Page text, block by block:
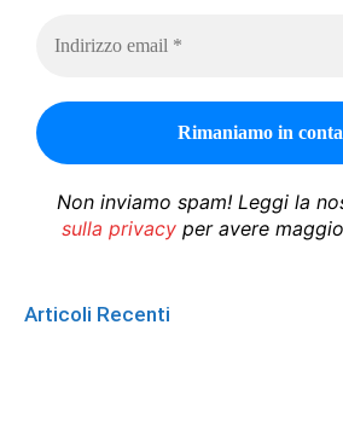
Non inviamo spam! Leggi la
sulla privacyper avere
Articoli Recenti